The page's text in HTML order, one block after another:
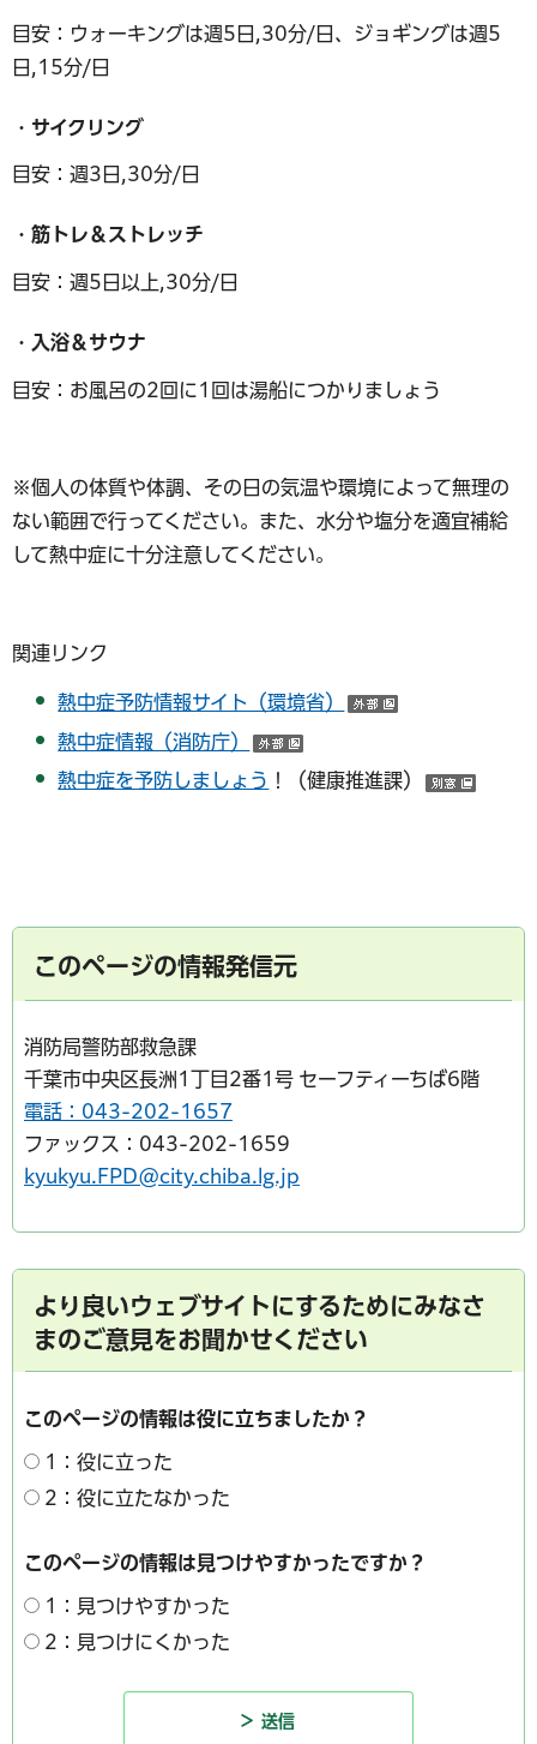
目安：ウォーキングは週5日,30分/日、ジョギングは週5
日,15分/日
・サイクリング
目安：週3日,30分/日
・筋トレ＆ストレッチ
目安：週5日以上,30分/日
・入浴＆サウナ
目安：お風呂の2回に1回は湯船につかりましょう
※個人の体質や体調、その日の気温や環境によって無理の
ない範囲で行ってください。また、水分や塩分を適宜補給
して熱中症に十分注意してください。
関連リンク
熱中症予防情報サイト（環境省）
熱中症情報（消防庁）
熱中症を予防しましょう ！（健康推進課）
このページの情報発信元
消防局警防部救急課
千葉市中央区長洲1丁目2番1号 セーフティーちば6階
電話：043-202-1657
ファックス：043-202-1659
kyukyu.FPD@city.chiba.lg.jp
より良いウェブサイトにするためにみなさ
まのご意見をお聞かせください
このページの情報は役に立ちましたか？
1：役に立った
2：役に立たなかった
このページの情報は見つけやすかったですか？
1：見つけやすかった
2：見つけにくかった